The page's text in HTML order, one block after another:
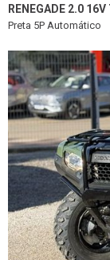
RENEGADE 2.0
Preta 5P Automático